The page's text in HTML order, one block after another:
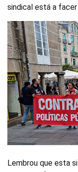
sindical está a
Lembrou que esta